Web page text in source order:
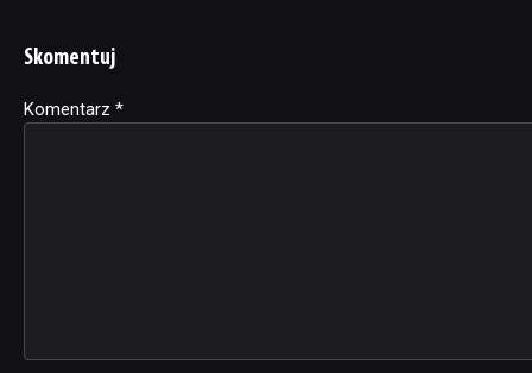
Skomentuj
Komentarz *
Alternative: